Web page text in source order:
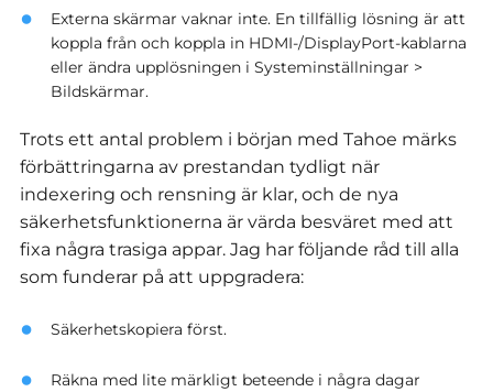
Externa skärmar vaknar inte. En tillfällig lösning är att
koppla från och koppla in HDMI-/DisplayPort-kablarna
eller ändra upplösningen i Systeminställningar >
Bildskärmar.
Trots ett antal problem i början med Tahoe märks
förbättringarna av prestandan tydligt när
indexering och rensning är klar, och de nya
säkerhetsfunktionerna är värda besväret med att
fixa några trasiga appar. Jag har följande råd till alla
som funderar på att uppgradera:
Säkerhetskopiera först.
Räkna med lite märkligt beteende i några dagar